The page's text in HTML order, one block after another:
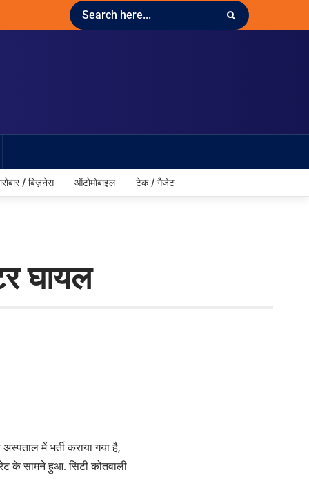
/ बिज़नेस ऑटोमोबाइल टेक / गैजेट
घायल
में भर्ती कराया गया है,
के सामने हुआ. सिटी कोतवाली